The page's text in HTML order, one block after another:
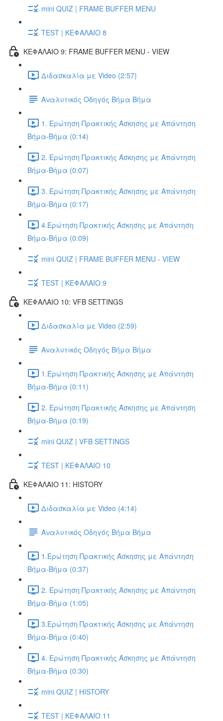
mini QUIZ | FRAME BUFFER MENU
TEST | ΚΕΦΑΛΑΙΟ 8
ΚΕΦΑΛΑΙΟ 9: FRAME BUFFER MENU - VIEW
Διδασκαλία με Video (2:57)
Αναλυτικός Οδηγός Βήμα Βήμα
1. Ερώτηση Πρακτικής Άσκησης με Απάντηση
Βήμα-Βήμα (0:14)
2. Ερώτηση Πρακτικής Άσκησης με Απάντηση
Βήμα-Βήμα (0:07)
3. Ερώτηση Πρακτικής Άσκησης με Απάντηση
Βήμα-Βήμα (0:17)
4.Ερώτηση Πρακτικής Άσκησης με Απάντηση
Βήμα-Βήμα (0:09)
mini QUIZ | FRAME BUFFER MENU - VIEW
TEST | ΚΕΦΑΛΑΙΟ 9
ΚΕΦΑΛΑΙΟ 10: VFB SETTINGS
Διδασκαλία με Video (2:59)
Αναλυτικός Οδηγός Βήμα Βήμα
1.Ερώτηση Πρακτικής Άσκησης με Απάντηση
Βήμα-Βήμα (0:11)
2. Ερώτηση Πρακτικής Άσκησης με Απάντηση
Βήμα-Βήμα (0:19)
mini QUIZ | VFB SETTINGS
TEST | ΚΕΦΑΛΑΙΟ 10
ΚΕΦΑΛΑΙΟ 11: HISTORY
Διδασκαλία με Video (4:14)
Αναλυτικός Οδηγός Βήμα Βήμα
1.Ερώτηση Πρακτικής Άσκησης με Απάντηση
Βήμα-Βήμα (0:37)
2. Ερώτηση Πρακτικής Άσκησης με Απάντηση
Βήμα-Βήμα (1:05)
3.Ερώτηση Πρακτικής Άσκησης με Απάντηση
Βήμα-Βήμα (0:40)
4. Ερώτηση Πρακτικής Άσκησης με Απάντηση
Βήμα-Βήμα (0:30)
mini QUIZ | HISTORY
TEST | ΚΕΦΑΛΑΙΟ 11